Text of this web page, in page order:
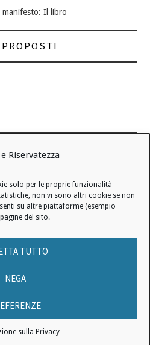
Riservatezza
solo per le proprie funzionalità
non vi sono altri cookie se non
su altre piattaforme (esempio
del sito.
TUTTO
NEGA
sulla Privacy
manifesto: Il libro
SUI COOKIE|
sito web può essere utilizzato per
Artificiale.